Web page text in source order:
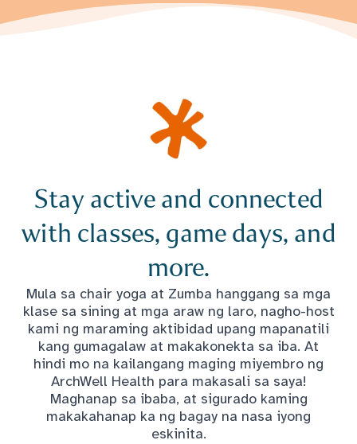
Stay active and connected
with classes, game days, and
more.
Mula sa chair yoga at Zumba hanggang sa mga
klase sa sining at mga araw ng laro, nagho-host
kami ng maraming aktibidad upang mapanatili
kang gumagalaw at makakonekta sa iba. At
hindi mo na kailangang maging miyembro ng
ArchWell Health para makasali sa saya!
Maghanap sa ibaba, at sigurado kaming
makakahanap ka ng bagay na nasa iyong
eskinita.